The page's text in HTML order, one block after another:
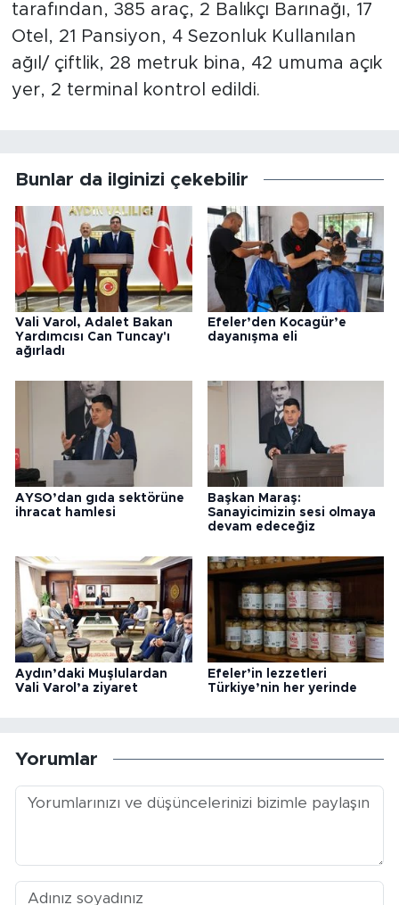
tarafından, 385 araç, 2 Balıkçı Barınağı, 17
Otel, 21 Pansiyon, 4 Sezonluk Kullanılan
ağıl/ çiftlik, 28 metruk bina, 42 umuma açık
yer, 2 terminal kontrol edildi.
Bunlar da ilginizi çekebilir
Vali Varol, Adalet Bakan
Yardımcısı Can Tuncay'ı
ağırladı
Efeler’den Kocagür’e
dayanışma eli
AYSO’dan gıda sektörüne
ihracat hamlesi
Başkan Maraş:
Sanayicimizin sesi olmaya
devam edeceğiz
Aydın’daki Muşlulardan
Vali Varol’a ziyaret
Efeler’in lezzetleri
Türkiye’nin her yerinde
Yorumlar